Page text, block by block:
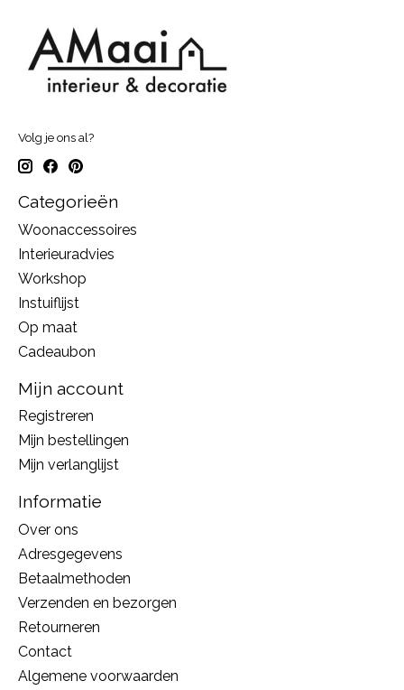
Volg je ons al?
Categorieën
Woonaccessoires
Interieuradvies
Workshop
Instuiflijst
Op maat
Cadeaubon
Mijn account
Registreren
Mijn bestellingen
Mijn verlanglijst
Informatie
Over ons
Adresgegevens
Betaalmethoden
Verzenden en bezorgen
Retourneren
Contact
Algemene voorwaarden